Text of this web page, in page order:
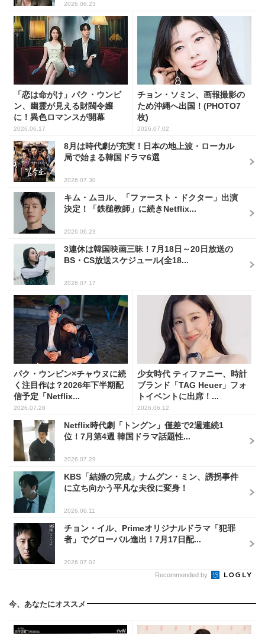
2026.06.23
「恋は命がけ」パク・ウンビ
ン、幽霊が見える財閥令嬢
に！異色ロマンスが開幕
2026.06.17
チョン・ソミン、画報撮影の
ため沖縄へ出国！(PHOTO7
枚)
2026.07.02
8月は時代劇が充実！日本の地上波・ローカル
局で始まる韓国ドラマ6選
2026.07.30
キム・ムヨル、「ファースト・ドクター」出演
決定！「鉄槌教師」に続きNetflix...
2026.06.23
3連休は韓国映画三昧！7月18日～20日放送の
BS・CS放送スケジュール(全18...
2026.07.17
パク・ウンビン×チャウヌに続
く注目作は？2026年下半期配
信予定「Netflix...
2026.07.28
少女時代 ティファニー、時計
ブランド「TAG Heuer」フォ
トイベントに出席！...
2026.06.12
Netflix時代劇「トングン」僅差で2週連続1
位！7月第4週 韓国ドラマ話題性...
2026.07.29
KBS「結婚の完成」ナムグン・ミン、誘拐事件
に立ち向かう平凡な夫役に変身！
2026.06.11
チョン・イル、Primeオリジナルドラマ「犯罪
者」でグローバル進出！7月17日配...
2026.07.02
Recommended by
今、あなたにオススメ